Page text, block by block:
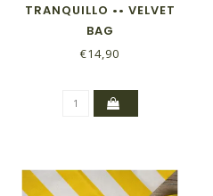
TRANQUILLO •• VELVET
BAG
€14,90